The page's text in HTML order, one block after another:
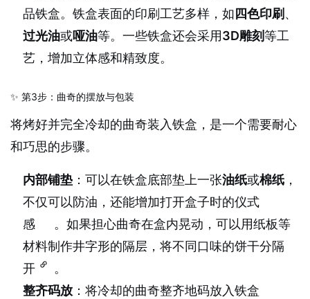
品铁盒。铁盒表面的印刷工艺多样，如 四色印刷 、
过光油或哑油等。一些铁盒还会采用3D雕刻等工
艺，增加立体感和精致度。
✨ 第3步：曲奇的摆放与包装
将烤好并完全冷却的曲奇装入铁盒，是一个需要耐心
和巧思的步骤。
内部铺垫 ：可以在铁盒底部垫上一张油纸或棉纸 ，
不仅可以防油，还能增加打开盒子时的仪式
感
。如果担心曲奇在盒内晃动，可以用纸板等
材料制作井字形的隔层，将不同口味的饼干分隔
开
。
整齐码放 ：将冷却的曲奇整齐地码放入铁盒